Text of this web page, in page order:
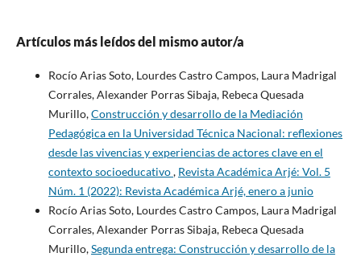
Artículos más leídos del mismo autor/a
Rocío Arias Soto, Lourdes Castro Campos, Laura Madrigal
Corrales, Alexander Porras Sibaja, Rebeca Quesada
Murillo,Construcción y desarrollo de la Mediación
Pedagógica en la Universidad Técnica Nacional: reflexiones
desde las vivencias y experiencias de actores clave en el
contexto socioeducativo, Revista Académica Arjé: Vol. 5
Núm. 1 (2022): Revista Académica Arjé, enero a junio
Rocío Arias Soto, Lourdes Castro Campos, Laura Madrigal
Corrales, Alexander Porras Sibaja, Rebeca Quesada
Murillo,Segunda entrega: Construcción y desarrollo de la